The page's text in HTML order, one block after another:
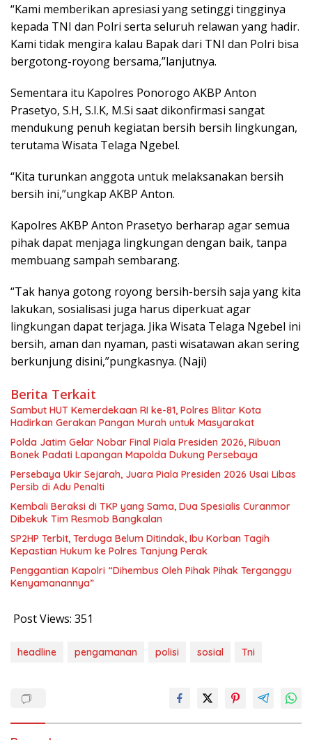
“Kami memberikan apresiasi yang setinggi tingginya
kepada TNI dan Polri serta seluruh relawan yang hadir.
Kami tidak mengira kalau Bapak dari TNI dan Polri bisa
bergotong-royong bersama,”lanjutnya.
Sementara itu Kapolres Ponorogo AKBP Anton
Prasetyo, S.H, S.I.K, M.Si saat dikonfirmasi sangat
mendukung penuh kegiatan bersih bersih lingkungan,
terutama Wisata Telaga Ngebel.
“Kita turunkan anggota untuk melaksanakan bersih
bersih ini,”ungkap AKBP Anton.
Kapolres AKBP Anton Prasetyo berharap agar semua
pihak dapat menjaga lingkungan dengan baik, tanpa
membuang sampah sembarang.
“Tak hanya gotong royong bersih-bersih saja yang kita
lakukan, sosialisasi juga harus diperkuat agar
lingkungan dapat terjaga. Jika Wisata Telaga Ngebel ini
bersih, aman dan nyaman, pasti wisatawan akan sering
berkunjung disini,”pungkasnya. (Naji)
Berita Terkait
Sambut HUT Kemerdekaan RI ke-81, Polres Blitar Kota
Hadirkan Gerakan Pangan Murah untuk Masyarakat
Polda Jatim Gelar Nobar Final Piala Presiden 2026, Ribuan
Bonek Padati Lapangan Mapolda Dukung Persebaya
Persebaya Ukir Sejarah, Juara Piala Presiden 2026 Usai Libas
Persib di Adu Penalti
Kembali Beraksi di TKP yang Sama, Dua Spesialis Curanmor
Dibekuk Tim Resmob Bangkalan
SP2HP Terbit, Terduga Belum Ditindak, Ibu Korban Tagih
Kepastian Hukum ke Polres Tanjung Perak
Penggantian Kapolri “Dihembus Oleh Pihak Pihak Terganggu
Kenyamanannya”
Post Views: 351
headline pengamanan polisi sosial Tni